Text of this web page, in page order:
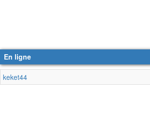
En ligne
keket44